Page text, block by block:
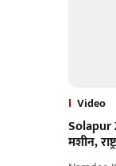
Video
Solapur
मशीन,